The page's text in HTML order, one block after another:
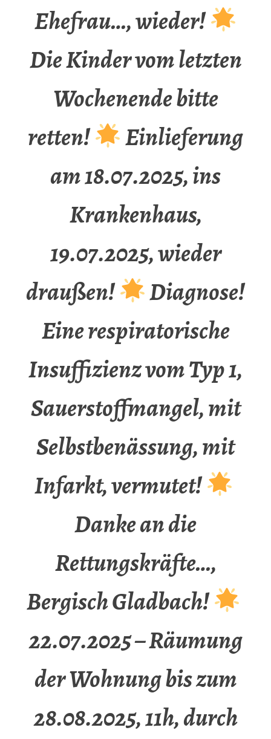
Ehefrau…, wieder!
Die Kinder vom letzten
Wochenende bitte
retten!
Einlieferung
am 18.07.2025, ins
Krankenhaus,
19.07.2025, wieder
draußen!
Diagnose!
Eine respiratorische
Insuffizienz vom Typ 1,
Sauerstoffmangel, mit
Selbstbenässung, mit
Infarkt, vermutet!
Danke an die
Rettungskräfte…,
Bergisch Gladbach!
22.07.2025 – Räumung
der Wohnung bis zum
28.08.2025, 11h, durch